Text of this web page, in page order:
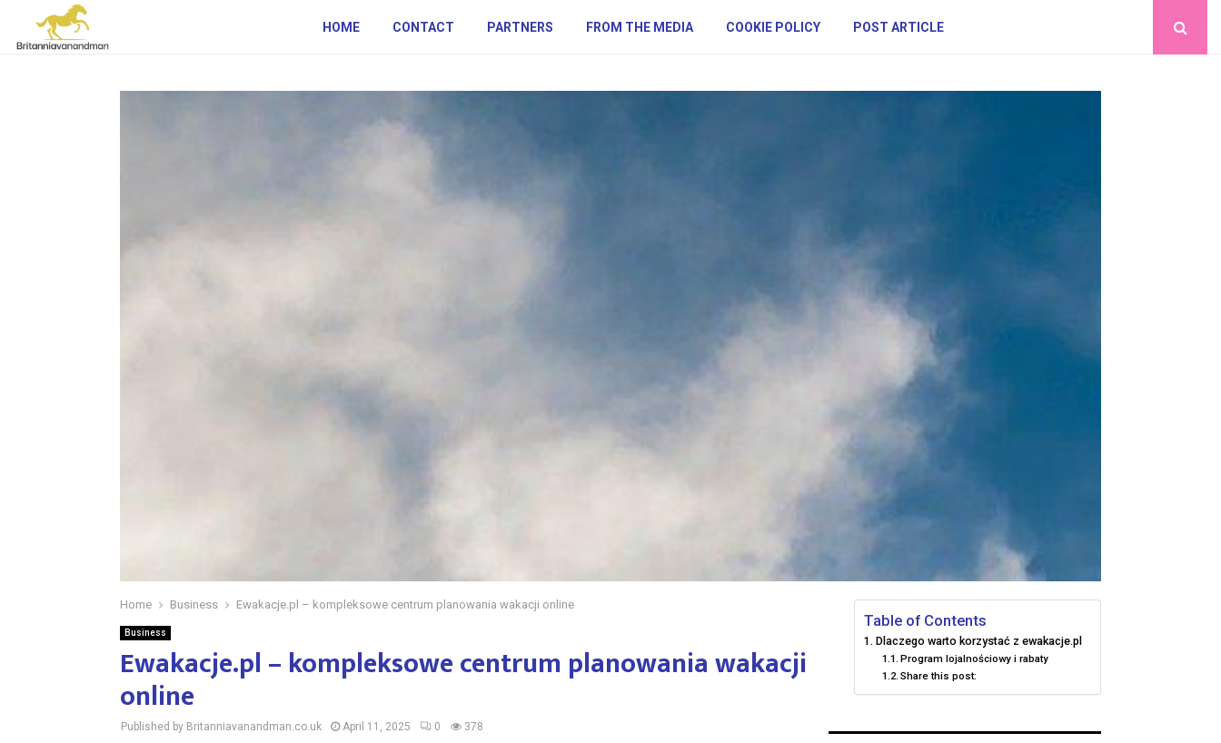
HOME CONTACT PARTNERS FROM THE MEDIA COOKIE POLICY POST ARTICLE
Home Business Ewakacje.pl – kompleksowe centrum planowania wakacji online
Business
Ewakacje.pl – kompleksowe centrum planowania wakacji
online
Published by Britanniavanandman.co.uk April 11, 2025 0 378
Table of Contents
Dlaczego warto korzystać z ewakacje.pl
Program lojalnościowy i rabaty
Share this post: